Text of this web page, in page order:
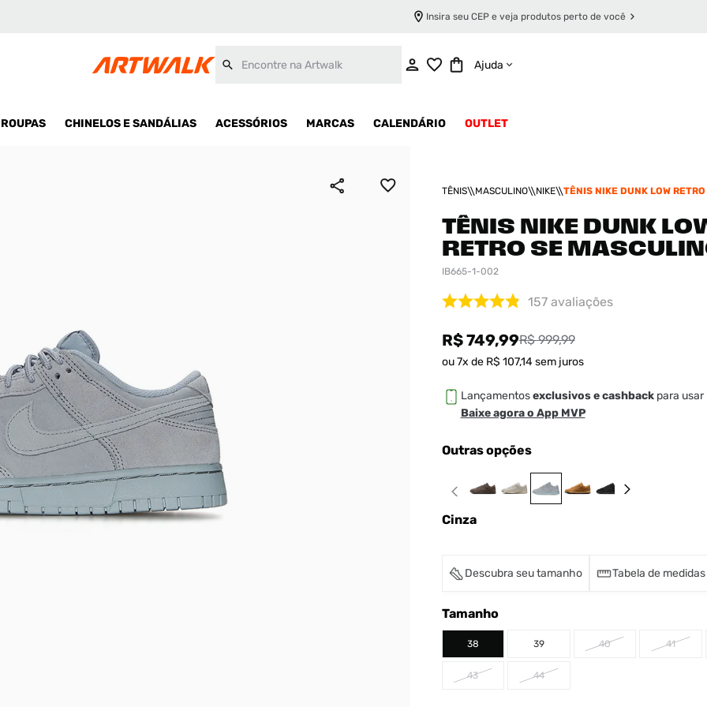
Insira seu CEP e veja produtos perto de você
Ajuda
ROUPAS CHINELOS E SANDÁLIAS ACESSÓRIOS MARCAS CALENDÁRIO OUTLET
TÊNIS MASCULINO NIKE
TÊNIS NIKE DUNK LOW RETRO
TÊNIS NIKE DUNK
RETRO SE
IB665-1-002
157 avaliações
R$ 749,99R$ 999,99
ou7x de R$ 107,14sem juros
Lançamentosexclusivos e cashbackpara usar
Baixe agora o App MVP
Outras opções
Cinza
Descubra seu tamanho Tabela de medidas
Tamanho
38 39 40 41
43 44